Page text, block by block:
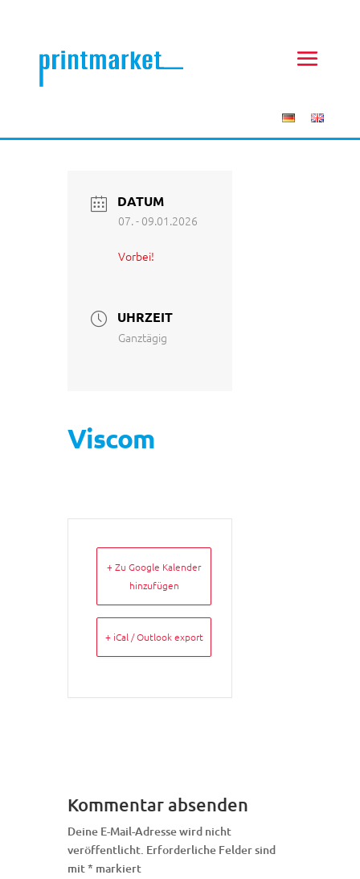
DATUM
07. - 09.01.2026
Vorbei!
UHRZEIT
Ganztägig
Viscom
+ Zu Google Kalender
hinzufügen
+ iCal / Outlook export
Kommentar absenden
Deine E-Mail-Adresse wird nicht
veröffentlicht. Erforderliche Felder sind
mit* markiert